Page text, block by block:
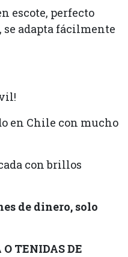
escote, perfecto
se adapta fácilmente
en Chile con mucho
con brillos
de dinero, solo
O TENIDAS DE